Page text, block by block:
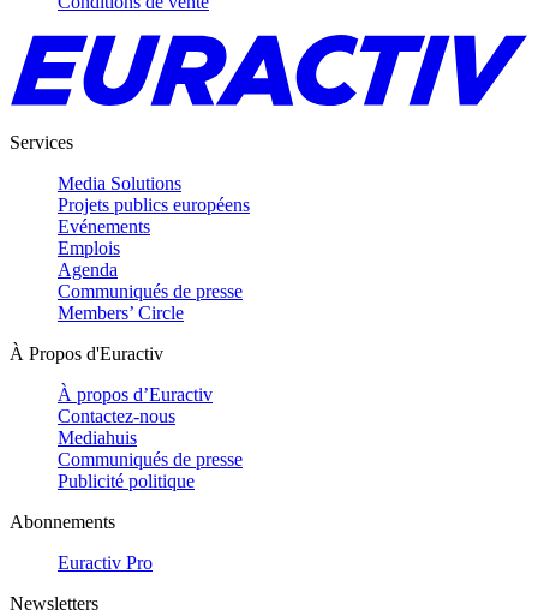
Services
Media Solutions
Projets publics européens
Evénements
Emplois
Agenda
Communiqués de presse
Members’ Circle
À Propos d'Euractiv
À propos d’Euractiv
Contactez-nous
Mediahuis
Communiqués de presse
Publicité politique
Abonnements
Euractiv Pro
Newsletters